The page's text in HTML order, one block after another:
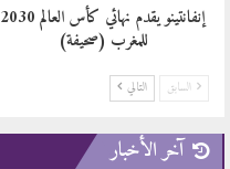
إنفانتينو يقدم نهائي كأس العالم 2030
للمغرب (صحيفة)
السابق التالي
آخر الأخبار